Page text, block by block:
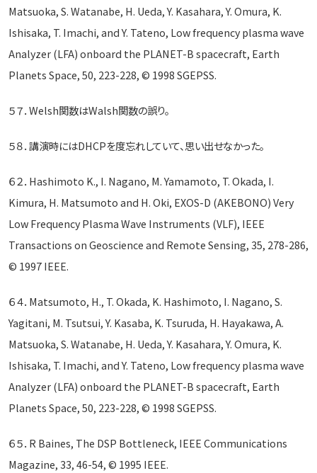
Matsuoka, S. Watanabe, H. Ueda, Y. Kasahara, Y. Omura, K.
Ishisaka, T. Imachi, and Y. Tateno, Low frequency plasma wave
Analyzer (LFA) onboard the PLANET-B spacecraft, Earth
Planets Space, 50, 223-228, © 1998 SGEPSS.
５７．Welsh関数はWalsh関数の誤り。
５８．講演時にはDHCPを度忘れしていて、思い出せなかった。
６２．Hashimoto K., I. Nagano, M. Yamamoto, T. Okada, I.
Kimura, H. Matsumoto and H. Oki, EXOS-D (AKEBONO) Very
Low Frequency Plasma Wave Instruments (VLF), IEEE
Transactions on Geoscience and Remote Sensing, 35, 278-286,
© 1997 IEEE.
６４．Matsumoto, H., T. Okada, K. Hashimoto, I. Nagano, S.
Yagitani, M. Tsutsui, Y. Kasaba, K. Tsuruda, H. Hayakawa, A.
Matsuoka, S. Watanabe, H. Ueda, Y. Kasahara, Y. Omura, K.
Ishisaka, T. Imachi, and Y. Tateno, Low frequency plasma wave
Analyzer (LFA) onboard the PLANET-B spacecraft, Earth
Planets Space, 50, 223-228, © 1998 SGEPSS.
６５．R Baines, The DSP Bottleneck, IEEE Communications
Magazine, 33, 46-54, © 1995 IEEE.